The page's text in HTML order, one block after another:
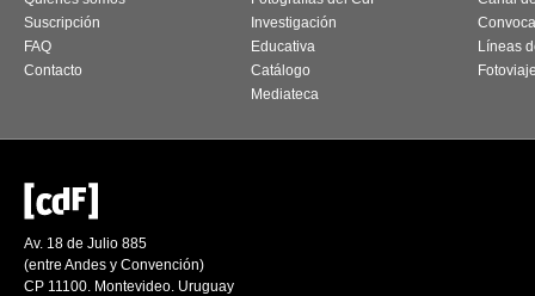
Suscripción
FAQ
Contacto
Investigación
Educativa
Catálogo
Mediateca
Líneas
Av. 18 de Julio 885
(entre Andes y Convención)
CP 11100. Montevideo. Uruguay